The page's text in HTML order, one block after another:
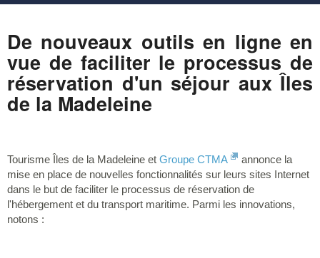
De nouveaux outils en ligne en
vue de faciliter le processus de
réservation d'un séjour aux Îles
de la Madeleine
Tourisme Îles de la Madeleine et Groupe CTMA
annonce la
mise en place de nouvelles fonctionnalités sur leurs sites Internet
dans le but de faciliter le processus de réservation de
l'hébergement et du transport maritime. Parmi les innovations,
notons :